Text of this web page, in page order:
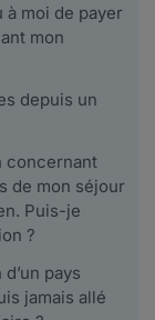
à moi de payer
mon
depuis un
concernant
de mon séjour
Puis-je
?
pays
jamais allé